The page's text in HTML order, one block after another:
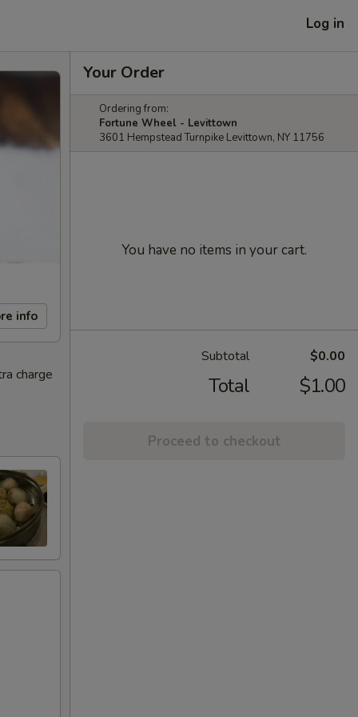
Log in
info
charge
Your Order
Ordering from:
Fortune Wheel - Levittown
3601 Hempstead Turnpike Levittown, NY 11756
You have no items in your cart.
Subtotal $0.00
Total $1.00
Proceed to checkout